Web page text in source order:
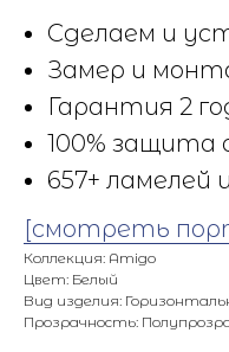
Сделаем и
Замер и
Гарантия 2
100% защита
657+ ламелей
[смотреть
Коллекция: Amigo
Цвет: Белый
Вид изделия:
Прозрачность: